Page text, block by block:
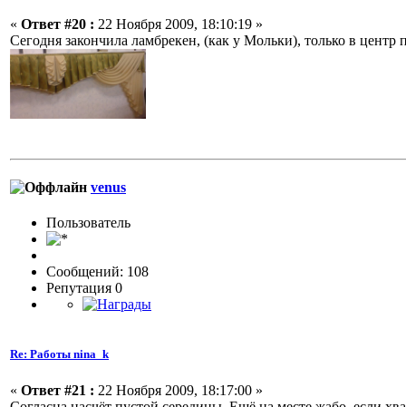
« Ответ #20 : 22 Ноября 2009, 18:10:19 »
Сегодня закончила ламбрекен, (как у Мольки), только в
venus
Пользовaтeль
Сообщений: 108
Репутация 0
Re: Работы nina_k
« Ответ #21 : 22 Ноября 2009, 18:17:00 »